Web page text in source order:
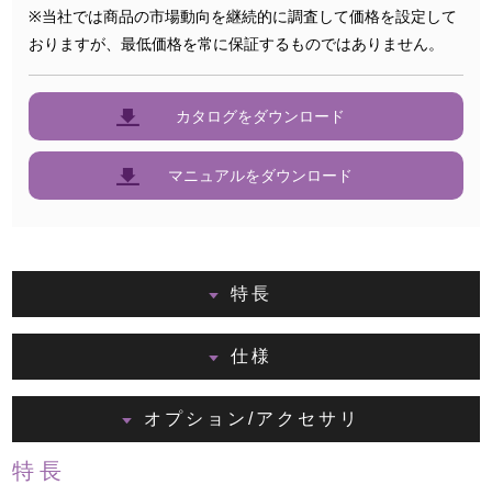
※当社では商品の市場動向を継続的に調査して価格を設定して
おりますが、最低価格を常に保証するものではありません。
カタログをダウンロード
マニュアルをダウンロード
特長
仕様
オプション/アクセサリ
特長